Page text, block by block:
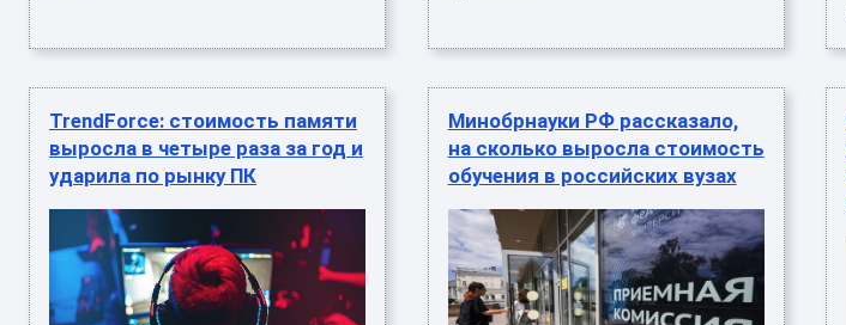
TrendForce: стоимость памяти
выросла в четыре раза за год и
ударила по рынку ПК
Минобрнауки РФ рассказало,
на сколько выросла стоимость
обучения в российских вузах